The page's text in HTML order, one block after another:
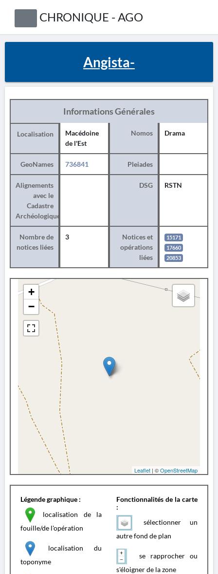
CHRONIQUE - AGO
Angista-
Informations Générales
Localisation
Macédoine
de l'Est
Nomos Drama
GeoNames 736841 Pleiades
Alignements
avec le
Cadastre
Archéologique
DSG RSTN
Nombre de
notices liées
3
Notices et
opérations
liées
15171
17660
20853
+
−
Leaflet | ©OpenStreetMap
Légende graphique :
localisation de la
fouille/de l'opération
localisation du
toponyme
Fonctionnalités de la carte
:
sélectionner un
autre fond de plan
se rapprocher ou
s'éloigner de la zone